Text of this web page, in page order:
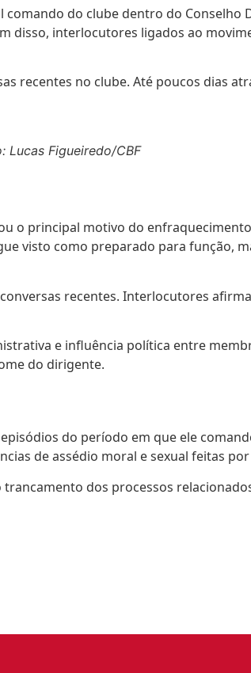
do clube dentro do Conselho
disso, interlocutores ligados ao
recentes no clube. Até poucos dias
Lucas Figueiredo/CBF
o principal motivo do
visto como preparado para função,
recentes. Interlocutores
e influência política entre
do dirigente.
do período em que ele
de assédio moral e sexual feitas
dos processos